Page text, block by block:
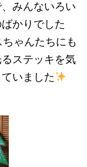
みんないろい
かりでした
ゃんたちにも
ステッキを気
いました